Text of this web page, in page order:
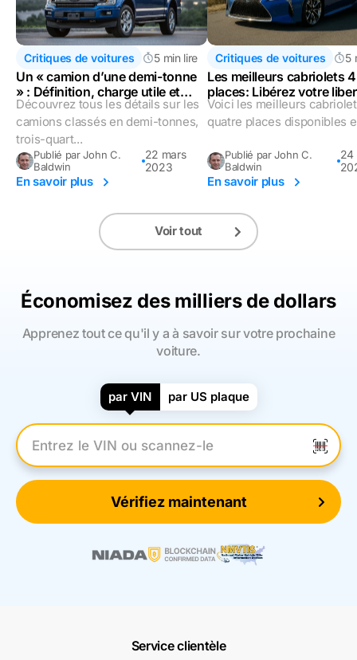
Critiques de voitures 5 min lire
Un « camion d’une demi-tonne
» : Définition, charge utile et
économie de carburant
Découvrez tous les détails sur les
camions classés en demi-tonnes,
trois-quart...
Publié par John C.
Baldwin
22 mars
2023
En savoir plus
Critiques de voitures 5
Les meilleurs cabriolets 4
places: Libérez votre
Voici les meilleurs
quatre places disponibles
Publié par John C.
Baldwin
24
En savoir plus
Voir tout
Économisez des milliers de dollars
Apprenez tout ce qu'il y a à savoir sur votre prochaine
voiture.
par VIN par US plaque
Entrez le numéro VIN
Vérifiez maintenant
Service clientèle